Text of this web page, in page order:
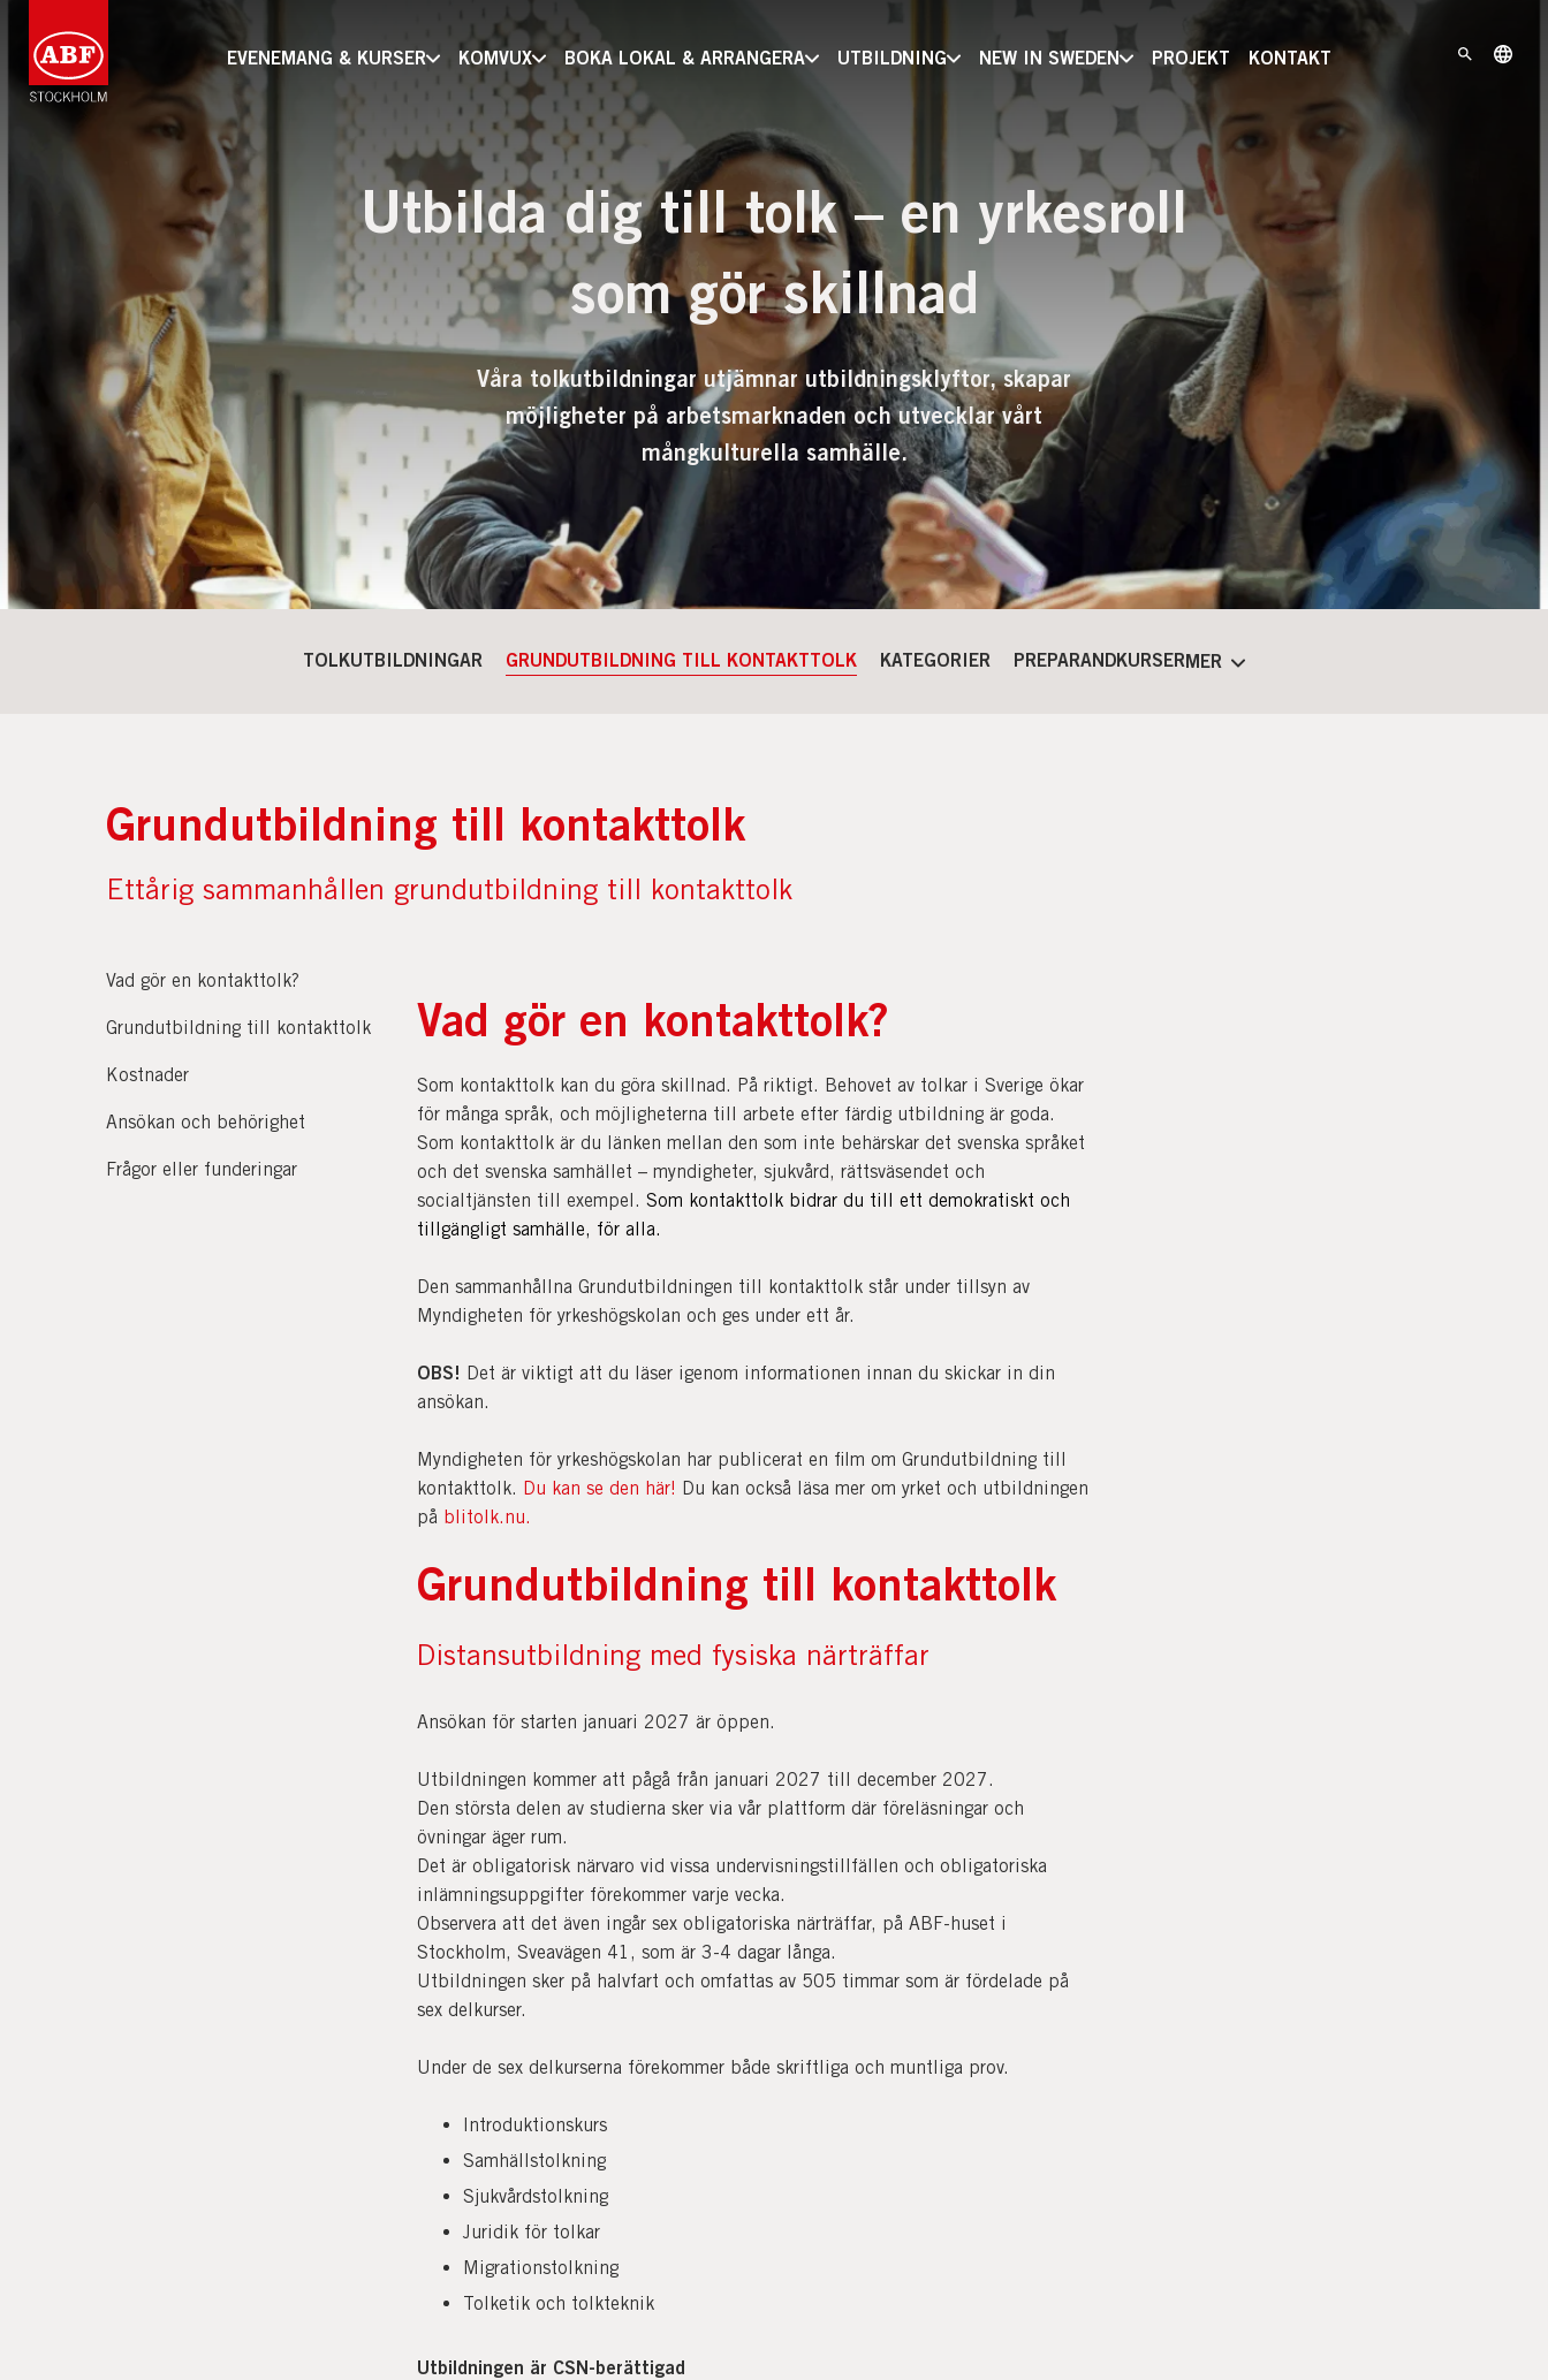
EVENEMANG & KURSER KOMVUX BOKA LOKAL & ARRANGERA UTBILDNING NEW IN SWEDEN PROJEKT KONTAKT
Utbilda dig till tolk – en yrkesroll
som gör skillnad
Våra tolkutbildningar utjämnar utbildningsklyftor, skapar
möjligheter på arbetsmarknaden och utvecklar vårt
mångkulturella samhälle.
TOLKUTBILDNINGAR GRUNDUTBILDNING TILL KONTAKTTOLK KATEGORIER PREPARANDKURSERMER
Grundutbildning till kontakttolk
Ettårig sammanhållen grundutbildning till kontakttolk
Vad gör en kontakttolk?
Grundutbildning till kontakttolk
Kostnader
Ansökan och behörighet
Frågor eller funderingar
Vad gör en kontakttolk?
Som kontakttolk kan du göra skillnad. På riktigt. Behovet av tolkar i Sverige ökar
för många språk, och möjligheterna till arbete efter färdig utbildning är goda.
Som kontakttolk är du länken mellan den som inte behärskar det svenska språket
och det svenska samhället – myndigheter, sjukvård, rättsväsendet och
socialtjänsten till exempel. Som kontakttolk bidrar du till ett demokratiskt och
tillgängligt samhälle, för alla.
Den sammanhållna Grundutbildningen till kontakttolk står under tillsyn av
Myndigheten för yrkeshögskolan och ges under ett år.
OBS! Det är viktigt att du läser igenom informationen innan du skickar in din
ansökan.
Myndigheten för yrkeshögskolan har publicerat en film om Grundutbildning till
kontakttolk. Du kan se den här! Du kan också läsa mer om yrket och utbildningen
på blitolk.nu.
Grundutbildning till kontakttolk
Distansutbildning med fysiska närträffar
Ansökan för starten januari 2027 är öppen.
Utbildningen kommer att pågå från januari 2027 till december 2027.
Den största delen av studierna sker via vår plattform där föreläsningar och
övningar äger rum.
Det är obligatorisk närvaro vid vissa undervisningstillfällen och obligatoriska
inlämningsuppgifter förekommer varje vecka.
Observera att det även ingår sex obligatoriska närträffar, på ABF-huset i
Stockholm, Sveavägen 41, som är 3-4 dagar långa.
Utbildningen sker på halvfart och omfattas av 505 timmar som är fördelade på
sex delkurser.
Under de sex delkurserna förekommer både skriftliga och muntliga prov.
Introduktionskurs
Samhällstolkning
Sjukvårdstolkning
Juridik för tolkar
Migrationstolkning
Tolketik och tolkteknik
Utbildningen är CSN-berättigad